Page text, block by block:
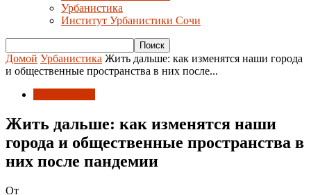
Урбанистика
Институт Урбанистики Сочи
Домой Урбанистика Жить дальше: как изменятся наши города
и общественные пространства в них после...
Жить дальше: как изменятся наши
города и общественные пространства в
них после пандемии
От